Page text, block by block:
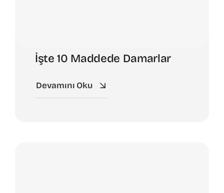
İşte 10 Maddede Damarlar
Devamını Oku